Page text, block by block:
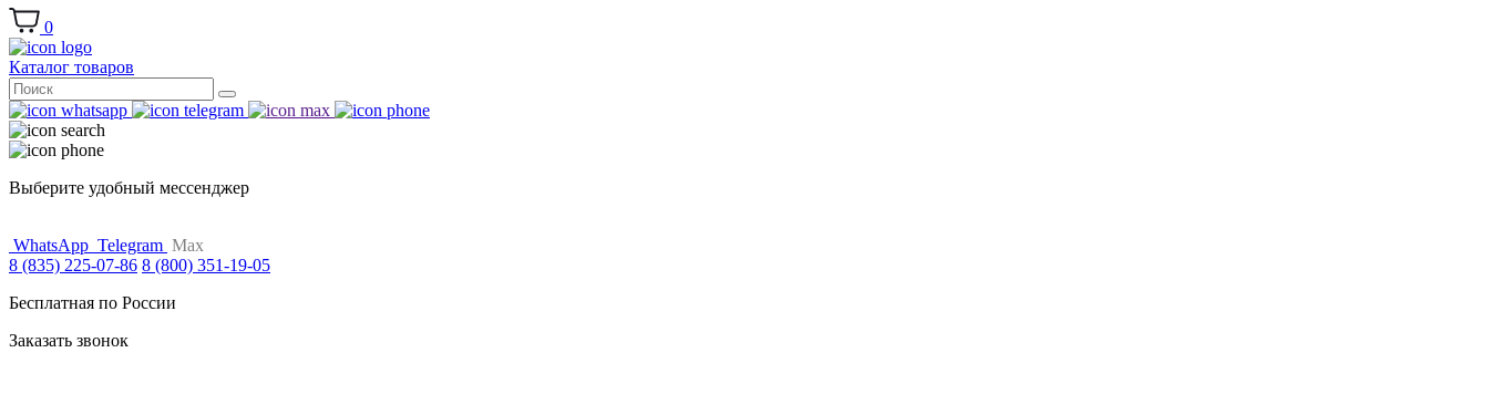
0
Каталог товаров
Поиск
for:
Выберите удобный мессенджер
WhatsApp Telegram Max
8 (835) 225-07-86 8 (800) 351-19-05
Бесплатная по России
Заказать звонок